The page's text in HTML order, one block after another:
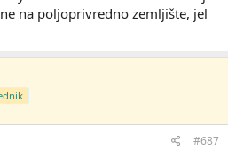
na poljoprivredno zemljište, jel
#687